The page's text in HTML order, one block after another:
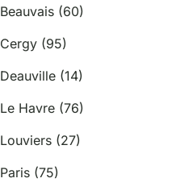
Beauvais (60)
Cergy (95)
Deauville (14)
Le Havre (76)
Louviers (27)
Paris (75)